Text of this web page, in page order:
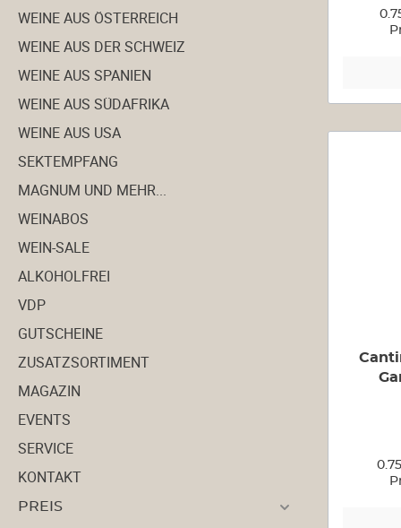
Weine aus Portugal
WEINE AUS ÖSTERREICH
WEINE AUS DER SCHWEIZ
WEINE AUS SPANIEN
WEINE AUS SÜDAFRIKA
WEINE AUS USA
SEKTEMPFANG
MAGNUM UND MEHR...
WEINABOS
WEIN-SALE
ALKOHOLFREI
VDP
GUTSCHEINE
ZUSATZSORTIMENT
MAGAZIN
EVENTS
SERVICE
KONTAKT
PREIS